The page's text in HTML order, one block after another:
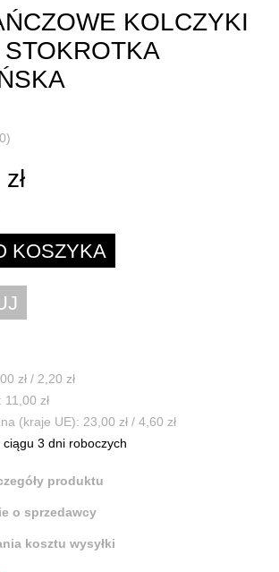
KOLCZYKI
zł / 2,20 zł
zł
(kraje UE): 23,00 zł / 4,60 zł
ciągu 3 dni roboczych
produktu
o sprzedawcy
kosztu wysyłki